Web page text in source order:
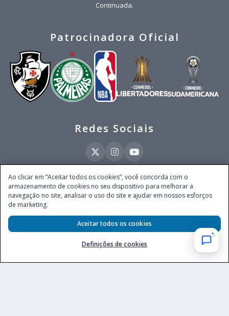
Continuada.
Patrocinadora Oficial
Redes Sociais
Este site é operado pela Ventmear Brasil LTDA (CNPJ 52.868.380/0001-84), com
endereço na Avenida Brigadeiro Faria Lima, nº 4.055, 3º andar, Itaim Bibi, no
Município de São Paulo, Estado de São Paulo, CEP 04538-133, Brasil - empresa
autorizada a operar apostas de quota fixa em todo território nacional pela
Secretaria de Prêmios e Apostas do Ministério da Fazenda, conforme Portaria nº
247, de 07.02.2025, publicada no DOU em 11.2.2025.
Ao clicar em “Aceitar todos os cookies”, você concorda com o
armazenamento de cookies no seu dispositivo para melhorar a
navegação no site, analisar o uso do site e ajudar em nossos esforços
de marketing.
Definições de cookies
Aceitar todos os cookies